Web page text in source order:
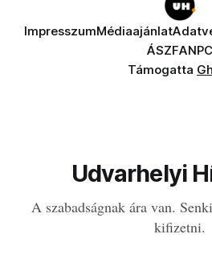
ImpresszumMédiaajánlat
ÁSZFANPC
Támogatta
Udvarhelyi
A szabadságnak ára van.
kifizetni.